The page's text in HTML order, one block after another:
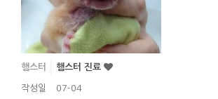
햄스터 햄스터 진료
작성일 07-04